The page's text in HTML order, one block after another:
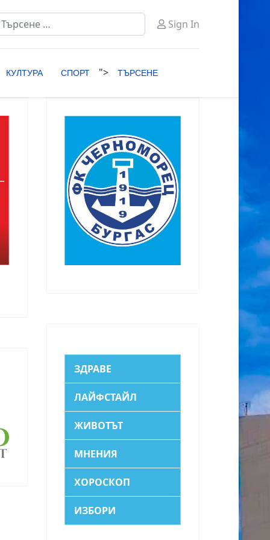
Sign In
КУЛТУРА СПОРТ "> ТЪРСЕНЕ
ЗДРАВЕ
ЛАЙФСТАЙЛ
ЖИВОТЪТ
МНЕНИЯ
ХОРОСКОП
ИЗБОРИ